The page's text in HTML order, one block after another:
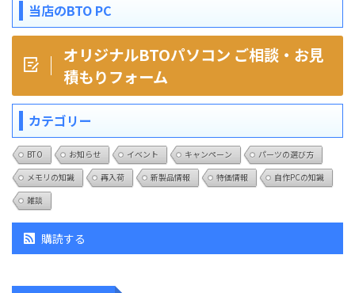
当店のBTO PC
オリジナルBTOパソコン ご相談・お見
積もりフォーム
カテゴリー
BTO お知らせ イベント キャンペーン
パーツの選び方
メモリの知識
再入荷 新製品情報 特価情報
自作PCの知識
雑談
購読する